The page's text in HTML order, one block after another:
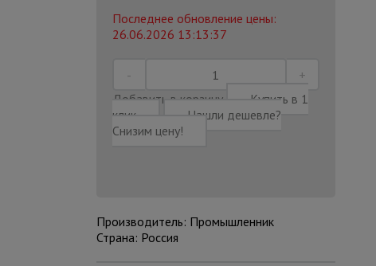
Последнее обновление цены:
26.06.2026 13:13:37
Добавить в корзину
Купить в 1
клик
Нашли дешевле?
Снизим цену!
Производитель: Промышленник
Страна: Россия